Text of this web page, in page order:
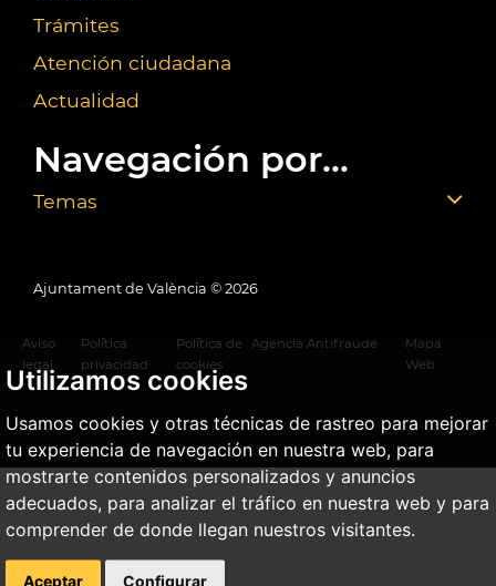
Utilizamos cookies
Usamos cookies y otras técnicas de rastreo para mejorar
tu experiencia de navegación en nuestra web, para
mostrarte contenidos personalizados y anuncios
adecuados, para analizar el tráfico en nuestra web y para
comprender de donde llegan nuestros visitantes.
Aceptar Configurar
Trámites
Atención ciudadana
Actualidad
Navegación por...
Temas
Ajuntament de València © 2026
Aviso
legal
Política
privacidad
Política de
cookies
Agencia Antifraude
Mapa
Web